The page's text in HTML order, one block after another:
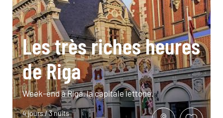
Les très riches heures
de Riga
Week-end à Riga, la capitale lettone.
4 jours / 3 nuits